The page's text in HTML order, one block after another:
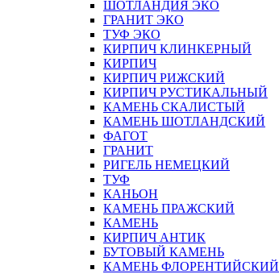
ШОТЛАНДИЯ ЭКО
ГРАНИТ ЭКО
ТУФ ЭКО
КИРПИЧ КЛИНКЕРНЫЙ
КИРПИЧ
КИРПИЧ РИЖСКИЙ
КИРПИЧ РУСТИКАЛЬНЫЙ
КАМЕНЬ СКАЛИСТЫЙ
КАМЕНЬ ШОТЛАНДСКИЙ
ФАГОТ
ГРАНИТ
РИГЕЛЬ НЕМЕЦКИЙ
ТУФ
КАНЬОН
КАМЕНЬ ПРАЖСКИЙ
КАМЕНЬ
КИРПИЧ АНТИК
БУТОВЫЙ КАМЕНЬ
КАМЕНЬ ФЛОРЕНТИЙСКИЙ